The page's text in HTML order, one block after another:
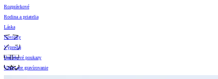
Rozprávkové
Rodina a priatelia
Láska
Novinky
Výpredaj
Darčekové poukazy
Vzory pre gravírovanie